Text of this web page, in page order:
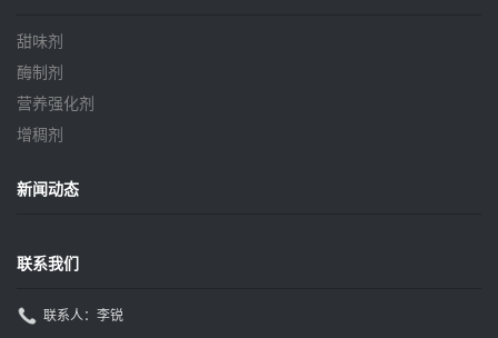
甜味剂
酶制剂
营养强化剂
增稠剂
新闻动态
联系我们
联系人：李锐